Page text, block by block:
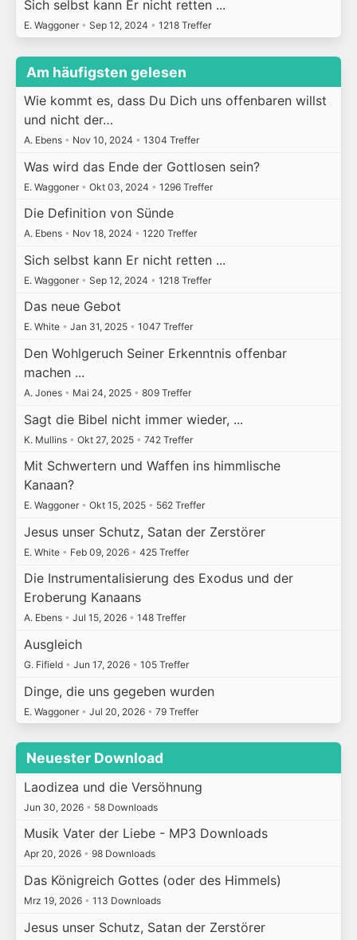
Sich selbst kann Er nicht retten ...
E. Waggoner • Sep 12, 2024 • 1218 Treffer
Am häufigsten gelesen
Wie kommt es, dass Du Dich uns offenbaren willst
und nicht der…
A. Ebens • Nov 10, 2024 • 1304 Treffer
Was wird das Ende der Gottlosen sein?
E. Waggoner • Okt 03, 2024 • 1296 Treffer
Die Definition von Sünde
A. Ebens • Nov 18, 2024 • 1220 Treffer
Sich selbst kann Er nicht retten ...
E. Waggoner • Sep 12, 2024 • 1218 Treffer
Das neue Gebot
E. White • Jan 31, 2025 • 1047 Treffer
Den Wohlgeruch Seiner Erkenntnis offenbar
machen ...
A. Jones • Mai 24, 2025 • 809 Treffer
Sagt die Bibel nicht immer wieder, ...
K. Mullins • Okt 27, 2025 • 742 Treffer
Mit Schwertern und Waffen ins himmlische
Kanaan?
E. Waggoner • Okt 15, 2025 • 562 Treffer
Jesus unser Schutz, Satan der Zerstörer
E. White • Feb 09, 2026 • 425 Treffer
Die Instrumentalisierung des Exodus und der
Eroberung Kanaans
A. Ebens • Jul 15, 2026 • 148 Treffer
Ausgleich
G. Fifield • Jun 17, 2026 • 105 Treffer
Dinge, die uns gegeben wurden
E. Waggoner • Jul 20, 2026 • 79 Treffer
Neuester Download
Laodizea und die Versöhnung
Jun 30, 2026 • 58 Downloads
Musik Vater der Liebe - MP3 Downloads
Apr 20, 2026 • 98 Downloads
Das Königreich Gottes (oder des Himmels)
Mrz 19, 2026 • 113 Downloads
Jesus unser Schutz, Satan der Zerstörer